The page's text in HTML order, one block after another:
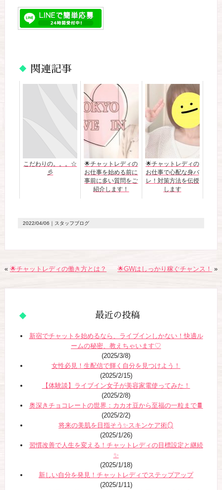
関連記事
こだわりの。。。☆
彡
🌟チャットレディの
お仕事を始める前に
事前に多い質問をご
紹介します！
🌟チャットレディの
お仕事で心配な身バ
レ！対策方法を伝授
します
2022/04/06 ｜スタッフブログ
« 🌟チャットレディの働き方とは？ 🌟GWはしっかり稼ぐチャンス！ »
最近の投稿
新宿でチャットを始めるなら、ライブインしかない！快適ル
ームの秘密、教えちゃいます♡
(2025/3/8)
女性必見！生配信で輝く自分を見つけよう！
(2025/2/15)
【体験談】ライブイン女子が美容家電使ってみた！
(2025/2/8)
奥深きチョコレートの世界：カカオ豆から至福の一粒まで🍫
(2025/2/2)
将来の美肌を目指そう✨スキンケア術🪞
(2025/1/26)
習慣改善で人生を変える！チャットレディの目標設定と継続
✨
(2025/1/18)
新しい自分を発見！チャットレディでステップアップ
(2025/1/11)